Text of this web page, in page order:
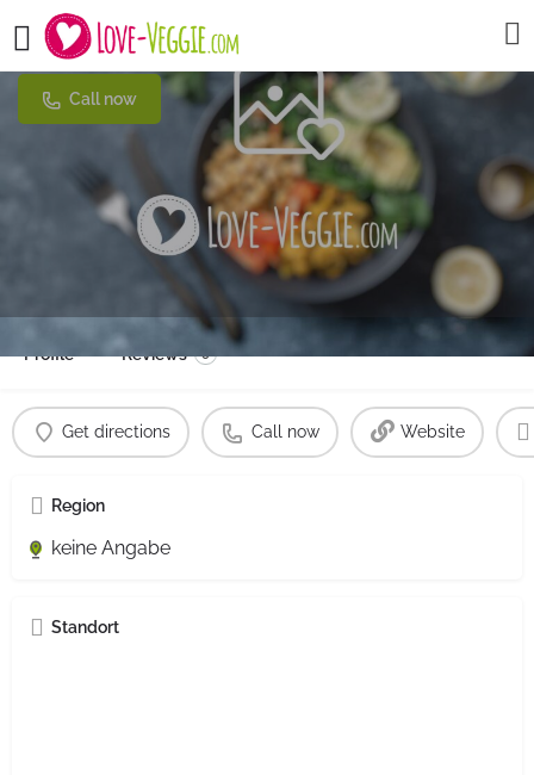
Margaretenhof
Call now
Profile Reviews 0
Get directions Call now Website
Region
keine Angabe
Standort